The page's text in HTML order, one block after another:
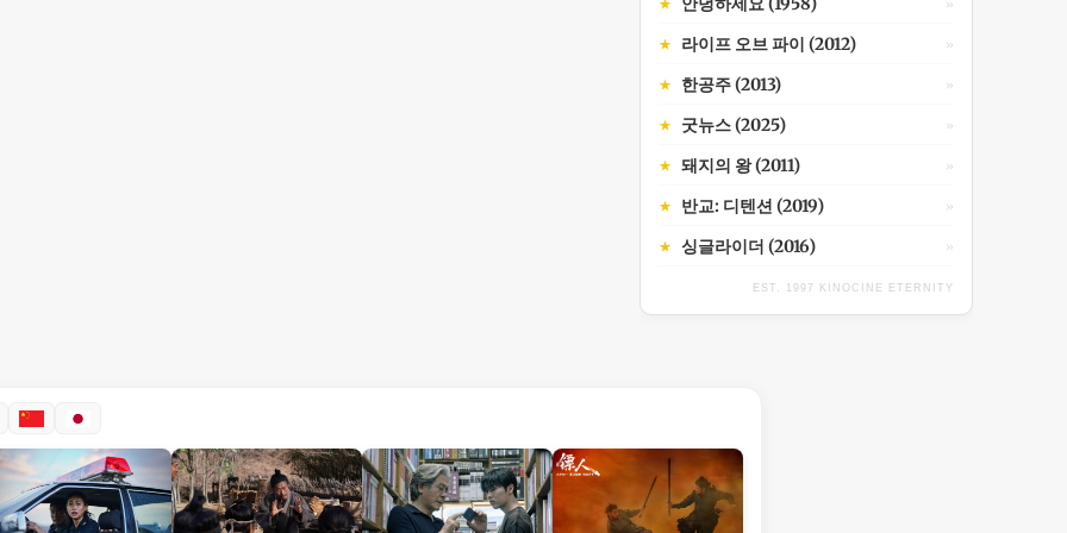
★ »
★ 라이프 오브 파이 (2012) »
★ 한공주 (2013) »
★ 굿뉴스 (2025) »
★ 돼지의 왕 (2011) »
★ 반교: 디텐션 (2019) »
★ 싱글라이더 (2016) »
EST. 1997 KINOCINE ETERNITY